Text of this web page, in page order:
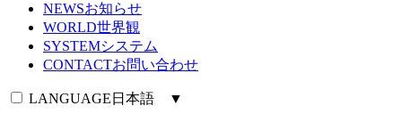
NEWSお知らせ
WORLD世界観
SYSTEMシステム
CONTACTお問い合わせ
LANGUAGE 日本語 ▼